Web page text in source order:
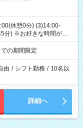
休憩0分) (3)14:00-
分) ※お好きな時間が選べ
の期間限定
由 / シフト勤務 / 10名以
詳細へ